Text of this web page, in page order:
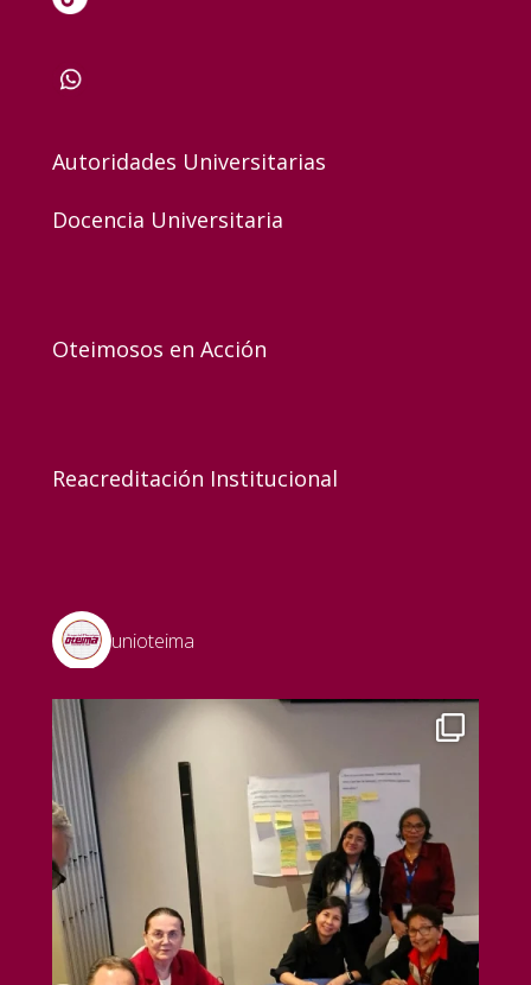
Autoridades Universitarias
Docencia Universitaria
Oteimosos en Acción
Reacreditación Institucional
unioteima